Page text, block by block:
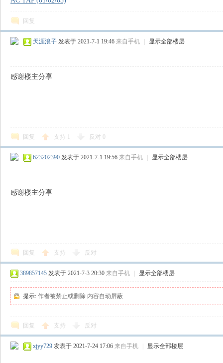
回复
天涯浪子 发表于 2021-7-1 19:46 来自手机 显示全部楼层
感谢楼主分享
回复 支持 反对 0
623202390 发表于 2021-7-1 19:56 来自手机 显示全部楼层
感谢楼主分享
回复 支持 反对
389857145 发表于 2021-7-3 20:30 来自手机 显示全部楼层
提示: 作者被禁止或删除 内容自动屏蔽
回复 支持 反对
xjyy729 发表于 2021-7-24 17:06 来自手机 显示全部楼层